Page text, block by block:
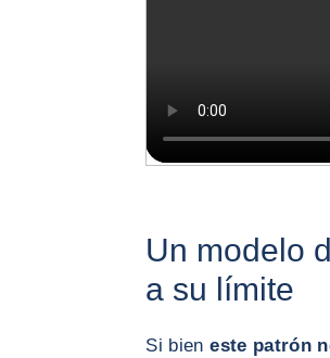
Un modelo
a su límite
Si bieneste patrón